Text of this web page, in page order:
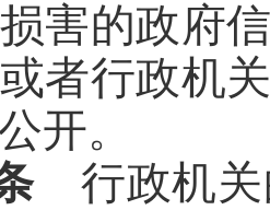
害的政府
者行政机
开。
行政机关